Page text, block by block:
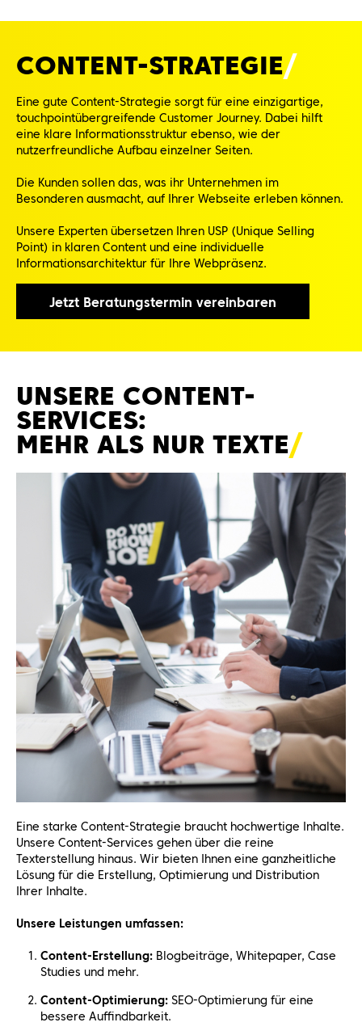
CONTENT-STRATEGIE
Eine gute Content-Strategie sorgt für eine einzigartige,
touchpointübergreifende Customer Journey. Dabei hilft
eine klare Informationsstruktur ebenso, wie der
nutzerfreundliche Aufbau einzelner Seiten.
Die Kunden sollen das, was ihr Unternehmen im
Besonderen ausmacht, auf Ihrer Webseite erleben können.
Unsere Experten übersetzen Ihren USP (Unique Selling
Point) in klaren Content und eine individuelle
Informationsarchitektur für Ihre Webpräsenz.
Jetzt Beratungstermin vereinbaren
UNSERE CONTENT-
SERVICES:
MEHR ALS NUR TEXTE
Eine starke Content-Strategie braucht hochwertige Inhalte.
Unsere Content-Services gehen über die reine
Texterstellung hinaus. Wir bieten Ihnen eine ganzheitliche
Lösung für die Erstellung, Optimierung und Distribution
Ihrer Inhalte.
Unsere Leistungen umfassen:
Content-Erstellung: Blogbeiträge, Whitepaper, Case
Studies und mehr.
Content-Optimierung: SEO-Optimierung für eine
bessere Auffindbarkeit.